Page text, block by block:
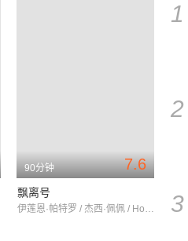
1
2
3
7.6
90分钟
飘离号
伊莲恩·帕特罗 / 杰西·佩佩 / HosseinMardani